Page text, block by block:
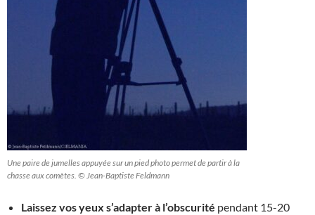
Une paire de jumelles appuyée sur un pied photo permet de partir à la
chasse aux comètes. © Jean-Baptiste Feldmann
Laissez vos yeux s’adapter à l’obscurité pendant 15-20